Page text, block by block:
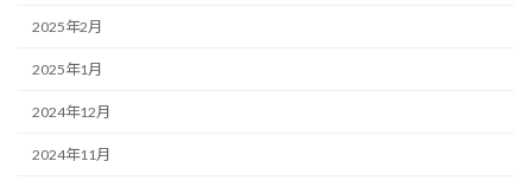
2025年2月
2025年1月
2024年12月
2024年11月